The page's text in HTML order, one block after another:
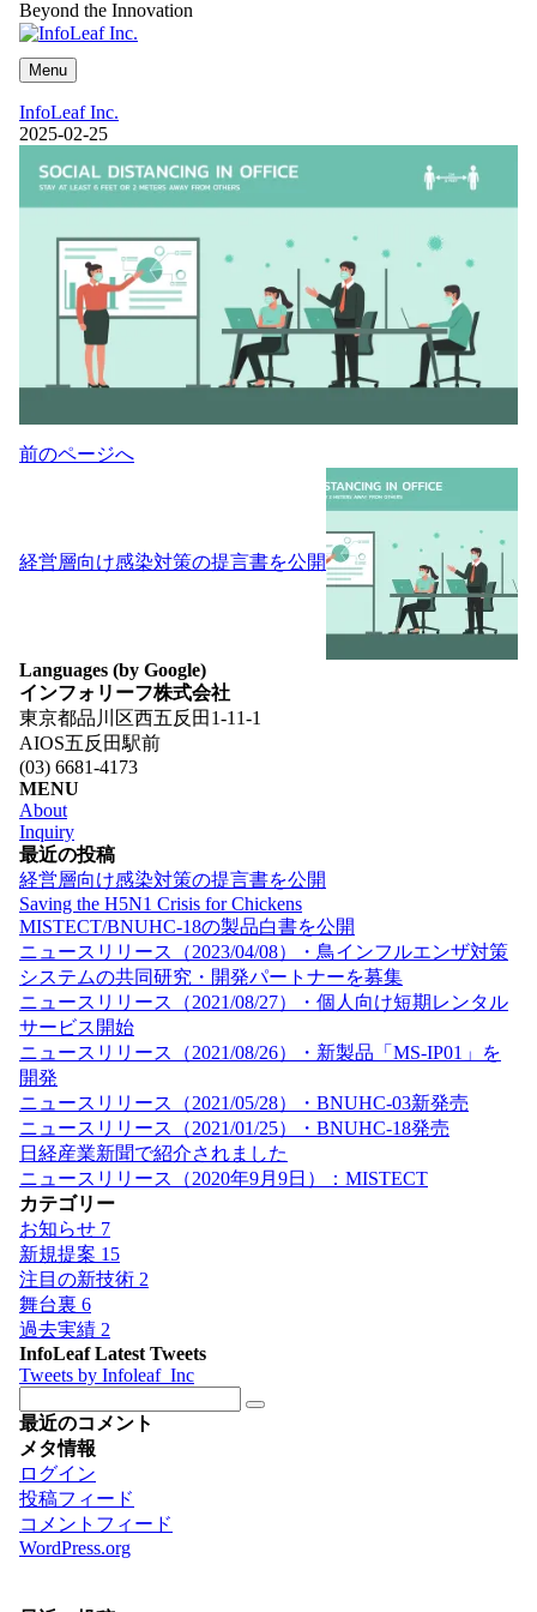
Beyond the Innovation
Menu
InfoLeaf Inc.
2025-02-25
投
ゲ
前のページへ
経営層向け感染対策の提言書を公開
Languages (by Google)
インフォリーフ株式会社
東京都品川区西五反田1-11-1
AIOS五反田駅前
(03) 6681-4173
MENU
About
Inquiry
最近の投稿
経営層向け感染対策の提言書を公開
Saving the H5N1 Crisis for Chickens
MISTECT/BNUHC-18の製品白書を公開
ニュースリリース（2023/04/08）・鳥インフルエンザ対策
システムの共同研究・開発パートナーを募集
ニュースリリース（2021/08/27）・個人向け短期レンタル
サービス開始
ニュースリリース（2021/08/26）・新製品「MS-IP01」を
開発
ニュースリリース（2021/05/28）・BNUHC-03新発売
ニュースリリース（2021/01/25）・BNUHC-18発売
日経産業新聞で紹介されました
ニュースリリース（2020年9月9日）：MISTECT
カテゴリー
お知らせ 7
新規提案 15
注目の新技術 2
舞台裏 6
過去実績 2
InfoLeaf Latest Tweets
Tweets by Infoleaf_Inc
最近のコメント
メタ情報
ログイン
投稿フィード
コメントフィード
WordPress.org